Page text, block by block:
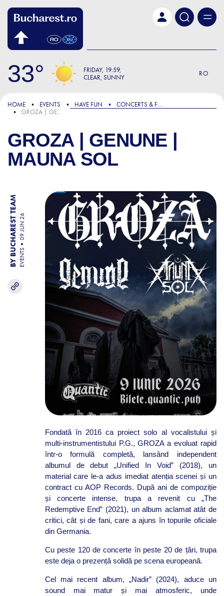
33 FRIDAY 19:59
CLEAR, SUNNY
RO
HOME EVENTS HAVE FUN
CONCERTS & FESTIVALS
GROZA | GENUNE | MAUNA SOL
GROZA | GENUNE |
MAUNA SOL
BY BUCHAREST TEAM EVENTS
09 JUN 26
Fondată în 2016 ca proiect solo al vocalistului și
multi-instrumentistului P.G., GROZA a evoluat rapid
într-o formulă completă, lansând independent
albumul de debut „Unified In Void” (2018), un
material care le-a adus imediat atenția scenei și un
contract cu AOP Records. După ani de compoziție
și concerte intense, trupa a revenit cu „The
Redemptive End” (2021), un album aclamat atât de
critici, cât și de fani, care a ajuns în topurile oficiale
din Germania.
Cu peste 120 de concerte în peste 20 de țări, trupa
este deja o prezență solidă pe scena europeană.
Cel mai recent album, „Nadir” (2024), aduce un
sound mai matur și mai atmosferic, unde